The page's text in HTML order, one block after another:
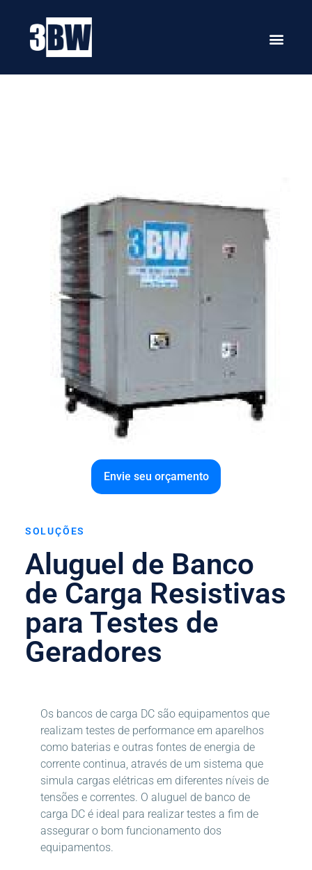
Envie seu orçamento
SOLUÇÕES
Aluguel de Banco
de Carga Resistivas
para Testes de
Geradores
Os bancos de carga DC são equipamentos que
realizam testes de performance em aparelhos
como baterias e outras fontes de energia de
corrente continua, através de um sistema que
simula cargas elétricas em diferentes níveis de
tensões e correntes. O aluguel de banco de
carga DC é ideal para realizar testes a fim de
assegurar o bom funcionamento dos
equipamentos.